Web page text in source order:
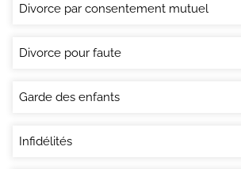
Divorce par consentement mutuel
Divorce pour faute
Garde des enfants
Infidélités